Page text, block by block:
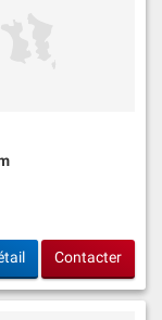
du terrain:
Contacter